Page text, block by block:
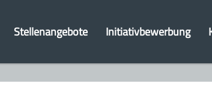
Stellenangebote Initiativbewerbung